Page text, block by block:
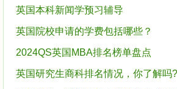
英国本科新闻学预习辅导
英国院校申请的学费包括哪些？
2024QS英国MBA排名榜单盘点
英国研究生商科排名情况，你了解吗?